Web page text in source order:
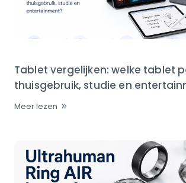
Tablet vergelijken: welke tablet
thuisgebruik, studie en
Meer lezen